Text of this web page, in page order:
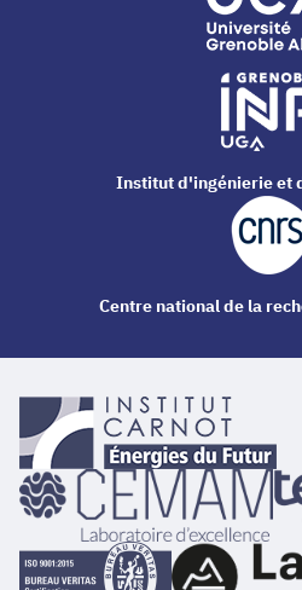
Institut d'ingénierie et
Centre national de la